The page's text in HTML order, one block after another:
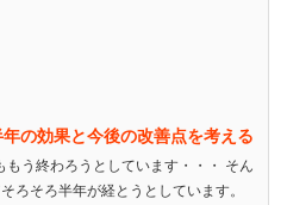
の効果と今後の改善点を考える
う終わろうとしています・・・ そん
ろそろ半年が経とうとしています。